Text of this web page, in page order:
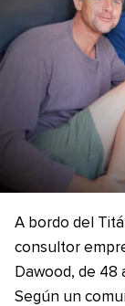
A bordo del
consultor
Dawood, de 48
Según un